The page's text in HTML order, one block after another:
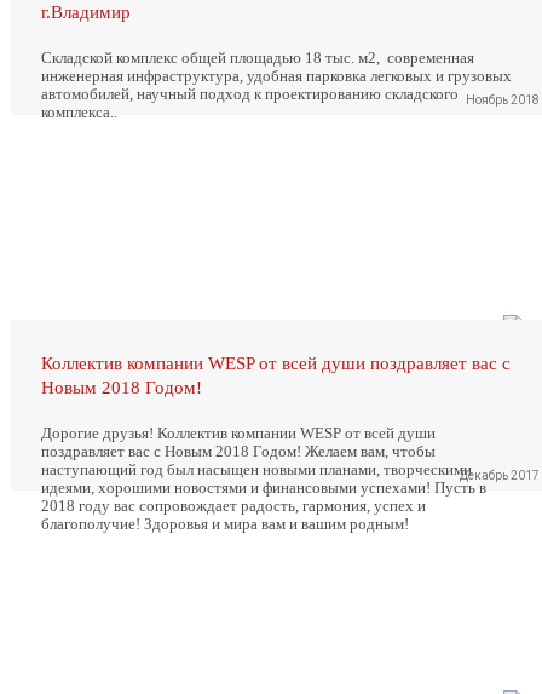
г.Владимир
Складской комплекс общей площадью 18 тыс. м2, современная
инженерная инфраструктура, удобная парковка легковых и грузовых
автомобилей, научный подход к проектированию складского
комплекса..
Ноябрь 2018
Коллектив компании WESP от всей души поздравляет вас с
Новым 2018 Годом!
Дорогие друзья! Коллектив компании WESP от всей души
поздравляет вас с Новым 2018 Годом! Желаем вам, чтобы
наступающий год был насыщен новыми планами, творческими
идеями, хорошими новостями и финансовыми успехами! Пусть в
2018 году вас сопровождает радость, гармония, успех и
благополучие! Здоровья и мира вам и вашим родным!
Декабрь 2017